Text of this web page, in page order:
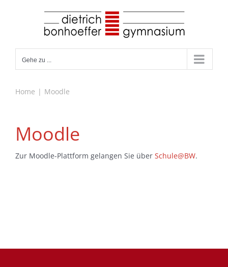
Gehe zu ...
Home Moodle
Moodle
Zur Moodle-Plattform gelangen Sie über Schule@BW.